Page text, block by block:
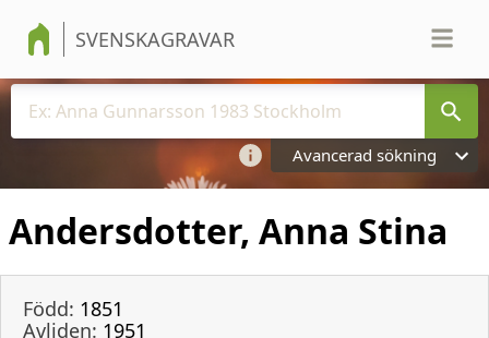
SVENSKAGRAVAR
Avancerad sökning
Andersdotter, Anna Stina
Född: 1851
Avliden: 1951